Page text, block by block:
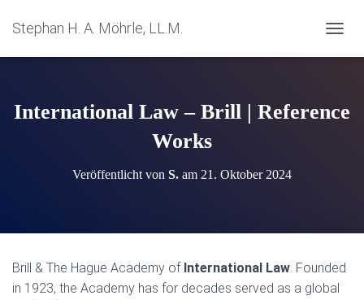
Stephan H. A. Möhrle, LL.M.
A
A
A
L
International Law – Brill | Reference
Works
Veröffentlicht von S. am 21. Oktober 2024
Brill & The Hague Academy of International Law. Founded
in 1923, the Academy has for decades served as a global